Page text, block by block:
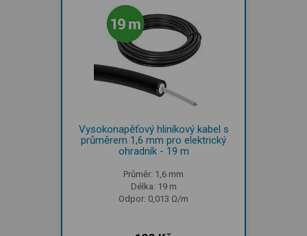
Vysokonapěťový hliníkový kabel s
průměrem 1,6 mm pro elektrický
ohradník - 19 m
Průměr: 1,6 mm
Délka: 19 m
Odpor: 0,013 Ω/m